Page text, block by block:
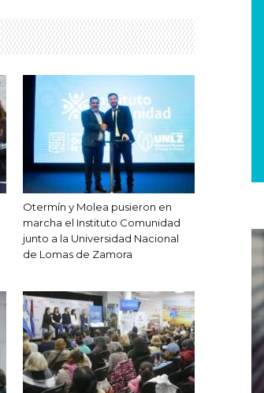
Otermín y Molea pusieron en
marcha el Instituto Comunidad
junto a la Universidad Nacional
de Lomas de Zamora